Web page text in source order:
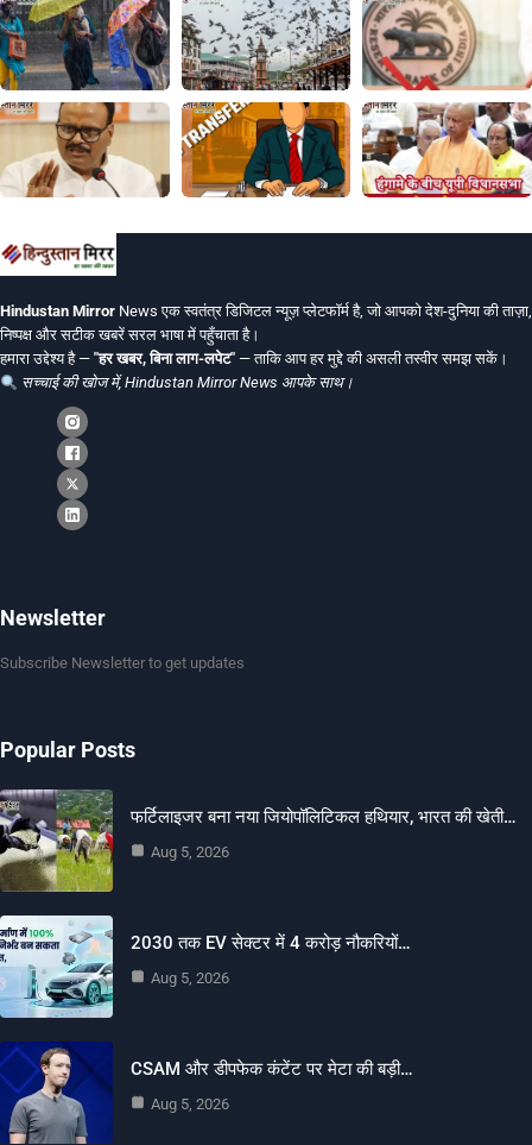
Hindustan Mirror News एक स्वतंत्र डिजिटल न्यूज़ प्लेटफॉर्म है, जो आपको देश-दुनिया की ताज़ा,
निष्पक्ष और सटीक खबरें सरल भाषा में पहुँचाता है।
हमारा उद्देश्य है — "हर खबर, बिना लाग-लपेट" — ताकि आप हर मुद्दे की असली तस्वीर समझ सकें।
सच्चाई की खोज में, Hindustan Mirror News आपके साथ।
Newsletter
Subscribe Newsletter to get updates
Popular Posts
फर्टिलाइजर बना नया जियोपॉलिटिकल हथियार, भारत की खेती…
Aug 5, 2026
2030 तक EV सेक्टर में 4 करोड़ नौकरियों…
Aug 5, 2026
CSAM और डीपफेक कंटेंट पर मेटा की बड़ी…
Aug 5, 2026